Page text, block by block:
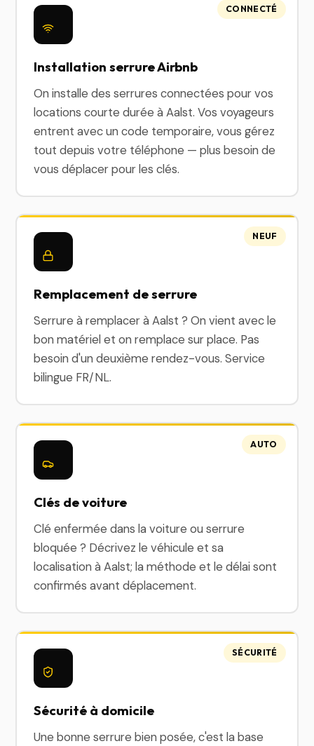
Installation serrure Airbnb
On installe des serrures connectées pour vos
locations courte durée à Aalst. Vos voyageurs
entrent avec un code temporaire, vous gérez
tout depuis votre téléphone — plus besoin de
vous déplacer pour les clés.
CONNECTÉ
Remplacement de serrure
Serrure à remplacer à Aalst ? On vient avec le
bon matériel et on remplace sur place. Pas
besoin d'un deuxième rendez-vous. Service
bilingue FR/NL.
NEUF
Clés de voiture
Clé enfermée dans la voiture ou serrure
bloquée ? Décrivez le véhicule et sa
localisation à Aalst; la méthode et le délai sont
confirmés avant déplacement.
AUTO
Sécurité à domicile
Une bonne serrure bien posée, c'est la base
SÉCURITÉ